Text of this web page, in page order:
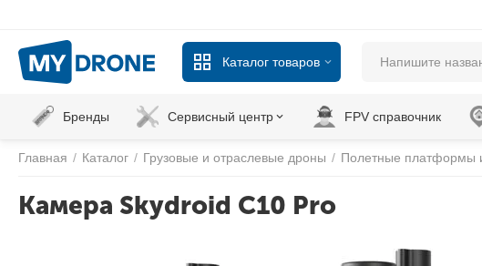
Каталог товаров
Бренды Сервисный центр FPV справочник
Главная / Каталог / Грузовые и отраслевые дроны / Полетные платформы
Камера Skydroid C10 Pro